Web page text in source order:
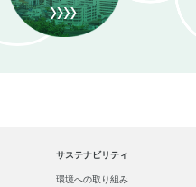
サステナビリティ
環境への取り組み